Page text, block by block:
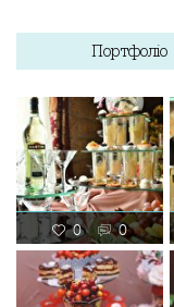
Портфоліо
0 0